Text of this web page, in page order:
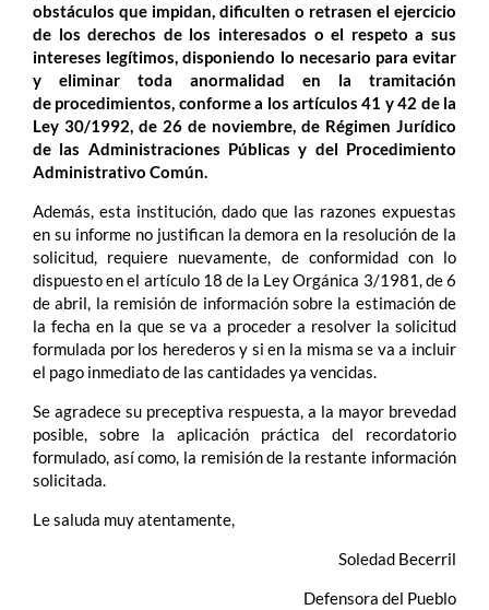
obstáculos que impidan, dificulten o retrasen el ejercicio
de los derechos de los interesados o el respeto a sus
intereses legítimos, disponiendo lo necesario para evitar
y eliminar toda anormalidad en la tramitación
de procedimientos, conforme a los artículos 41 y 42 de la
Ley 30/1992, de 26 de noviembre, de Régimen Jurídico
de las Administraciones Públicas y del Procedimiento
Administrativo Común.
Además, esta institución, dado que las razones expuestas
en su informe no justifican la demora en la resolución de la
solicitud, requiere nuevamente, de conformidad con lo
dispuesto en el artículo 18 de la Ley Orgánica 3/1981, de 6
de abril, la remisión de información sobre la estimación de
la fecha en la que se va a proceder a resolver la solicitud
formulada por los herederos y si en la misma se va a incluir
el pago inmediato de las cantidades ya vencidas.
Se agradece su preceptiva respuesta, a la mayor brevedad
posible, sobre la aplicación práctica del recordatorio
formulado, así como, la remisión de la restante información
solicitada.
Le saluda muy atentamente,
Soledad Becerril
Defensora del Pueblo